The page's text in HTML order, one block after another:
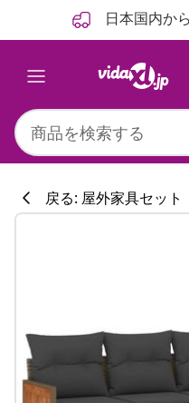
日本国内か
戻る: 屋外家具セット